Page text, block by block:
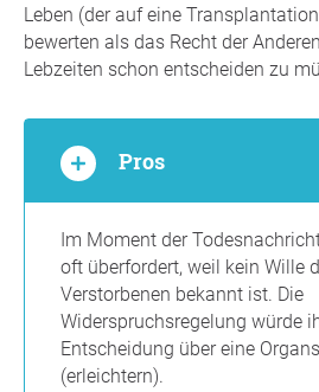
Leben (der auf eine
bewerten als das Recht der
Lebzeiten schon entscheiden zu
Pros
Im Moment der
oft überfordert, weil kein Wille
Verstorbenen bekannt ist. Die
Widerspruchsregelung würde
Entscheidung über eine
(erleichtern).